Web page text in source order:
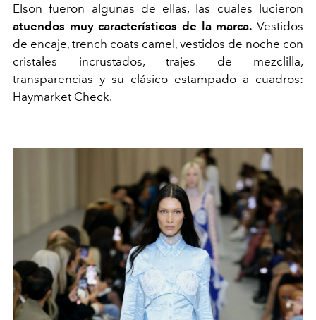
Elson fueron algunas de ellas, las cuales lucieron
atuendos muy característicos de la marca. Vestidos
de encaje, trench coats camel, vestidos de noche con
cristales incrustados, trajes de mezclilla,
transparencias y su clásico estampado a cuadros:
Haymarket Check.